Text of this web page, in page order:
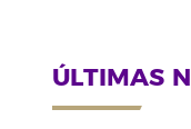
ÚLTIMAS